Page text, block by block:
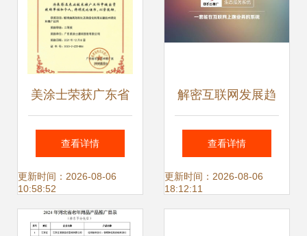
美涂士荣获广东省
农业技术推广二等
奖 科技引领绿色农
业新发展
查看详情
更新时间：2026-08-06
10:58:52
解密互联网发展趋
势 以技术推广打开
全网营销新格局
查看详情
更新时间：2026-08-06
18:12:11